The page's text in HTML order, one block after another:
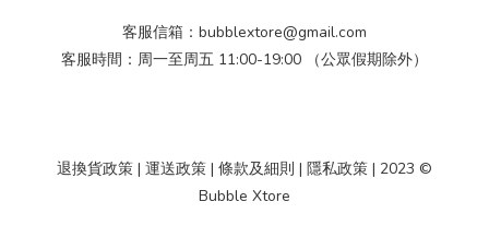
客服信箱：bubblextore@gmail.com
客服時間：周一至周五 11:00-19:00 （公眾假期除外）
退換貨政策 | 運送政策 | 條款及細則 | 隱私政策 | 2023 ©
Bubble Xtore